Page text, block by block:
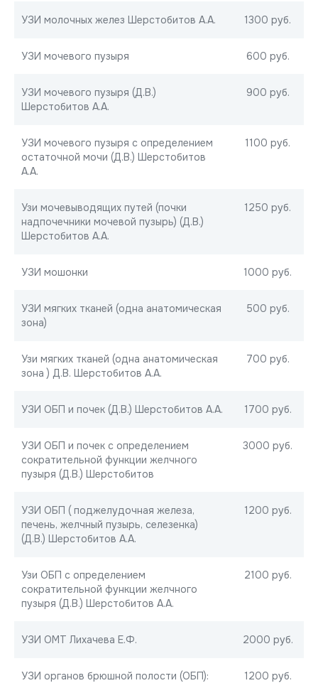
УЗИ молочных желез Шерстобитов А.А. 1300 руб.
УЗИ мочевого пузыря 600 руб.
УЗИ мочевого пузыря (Д.В.)
Шерстобитов А.А.
900 руб.
УЗИ мочевого пузыря с определением
остаточной мочи (Д.В.) Шерстобитов
А.А.
1100 руб.
Узи мочевыводящих путей (почки
надпочечники мочевой пузырь) (Д.В.)
Шерстобитов А.А.
1250 руб.
УЗИ мошонки 1000 руб.
УЗИ мягких тканей (одна анатомическая
зона)
500 руб.
Узи мягких тканей (одна анатомическая
зона ) Д.В. Шерстобитов А.А.
700 руб.
УЗИ ОБП и почек (Д.В.) Шерстобитов А.А. 1700 руб.
УЗИ ОБП и почек с определением
сократительной функции желчного
пузыря (Д.В.) Шерстобитов
3000 руб.
УЗИ ОБП ( поджелудочная железа,
печень, желчный пузырь, селезенка)
(Д.В.) Шерстобитов А.А.
1200 руб.
Узи ОБП с определением
сократительной функции желчного
пузыря (Д.В.) Шерстобитов А.А.
2100 руб.
УЗИ ОМТ Лихачева Е.Ф. 2000 руб.
УЗИ органов брюшной полости (ОБП):
1200 руб.